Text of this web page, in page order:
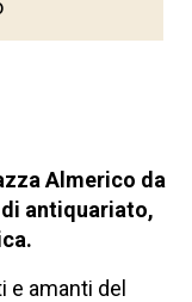
Almerico da
antiquariato,
amanti del